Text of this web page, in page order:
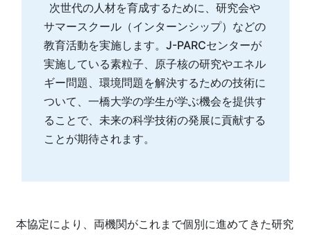
次世代の人材を育成するために、研究会や
サマースクール（インターンシップ）などの
教育活動を実施します。J-PARCセンターが
実施している素粒子、原子核の研究やエネル
ギー問題、環境問題を解決するための技術に
ついて、一橋大学の学生が学ぶ機会を提供す
ることで、未来の科学技術の発展に貢献する
ことが期待されます。
本協定により、両機関がこれまで個別に進めてきた研究